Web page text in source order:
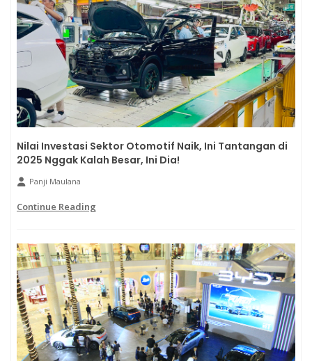
Nilai Investasi Sektor Otomotif Naik, Ini Tantangan di
2025 Nggak Kalah Besar, Ini Dia!
Panji Maulana
Continue Reading